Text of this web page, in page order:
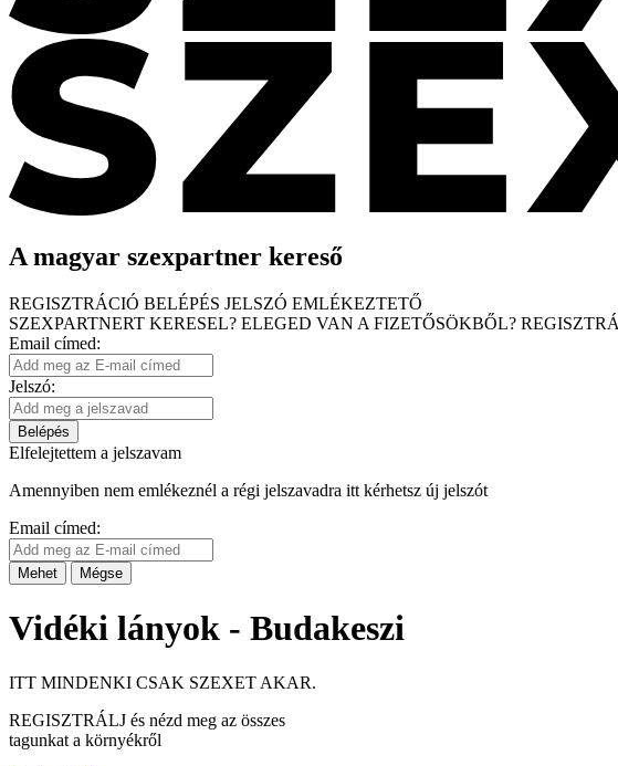
A magyar szexpartner kereső
REGISZTRÁCIÓ BELÉPÉS JELSZÓ EMLÉKEZTETŐ
SZEXPARTNERT KERESEL? ELEGED VAN A FIZETŐSÖKBŐL?
Email címed:
Jelszó:
Belépés
Elfelejtettem a jelszavam
Amennyiben nem emlékeznél a régi jelszavadra itt kérhetsz új jelszót
Email címed:
Mehet Mégse
Vidéki lányok - Budakeszi
ITT MINDENKI CSAK SZEXET AKAR.
REGISZTRÁLJ és nézd meg az összes
tagunkat a környékről